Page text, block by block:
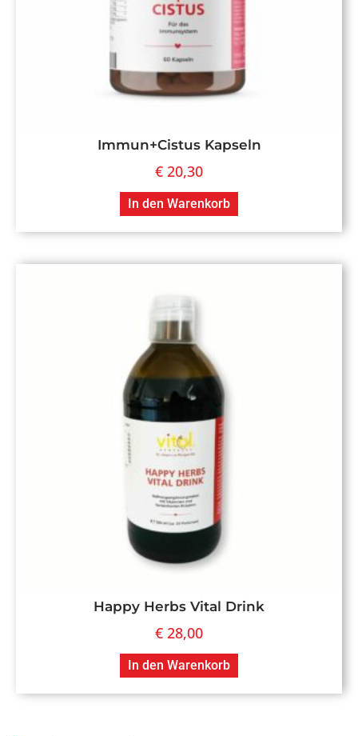
Immun+Cistus Kapseln
€ 20,30
In den Warenkorb
Happy Herbs Vital Drink
€ 28,00
In den Warenkorb